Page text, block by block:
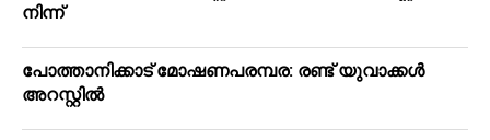
നിന്ന്
പോത്താനിക്കാട് മോഷണപരമ്പര: രണ്ട് യുവാക്കൾ
അറസ്റ്റിൽ